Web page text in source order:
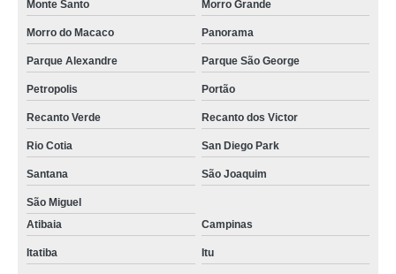
Monte Santo Morro Grande
Morro do Macaco Panorama
Parque Alexandre Parque São George
Petropolis Portão
Recanto Verde Recanto dos Victor
Rio Cotia San Diego Park
Santana São Joaquim
São Miguel
Atibaia
Campinas
Itatiba Itu